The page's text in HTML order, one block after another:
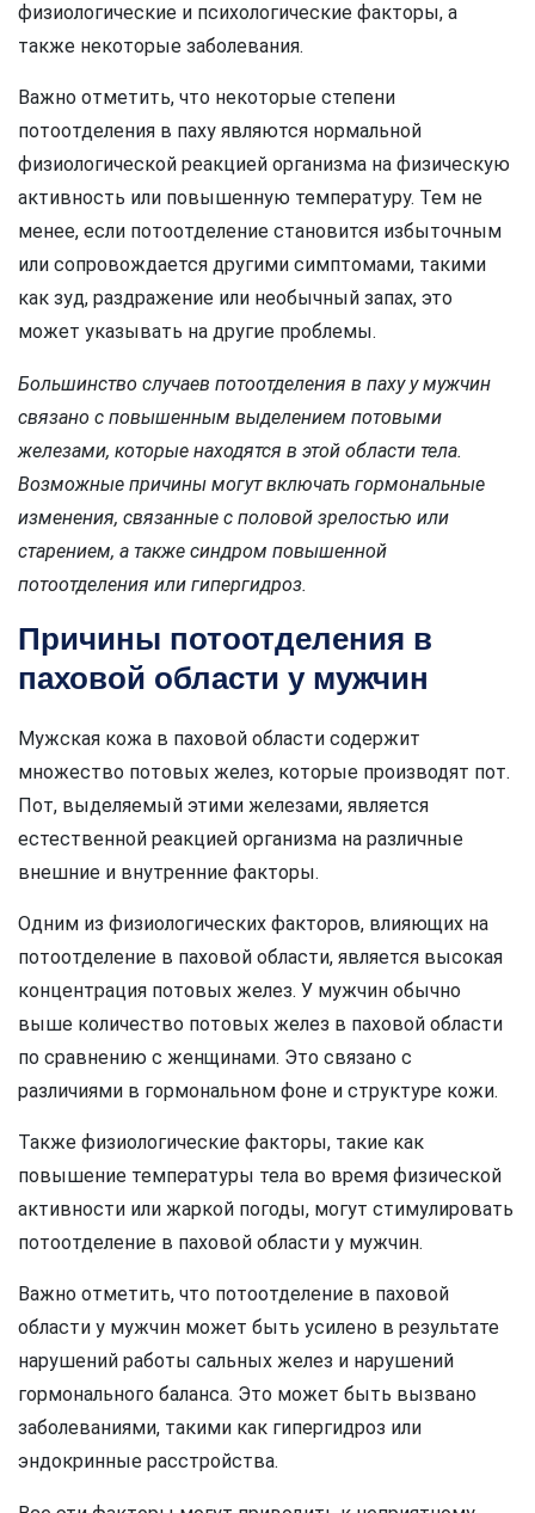
физиологические и психологические факторы, а
также некоторые заболевания.
Важно отметить, что некоторые степени
потоотделения в паху являются нормальной
физиологической реакцией организма на физическую
активность или повышенную температуру. Тем не
менее, если потоотделение становится избыточным
или сопровождается другими симптомами, такими
как зуд, раздражение или необычный запах, это
может указывать на другие проблемы.
Большинство случаев потоотделения в паху у мужчин
связано с повышенным выделением потовыми
железами, которые находятся в этой области тела.
Возможные причины могут включать гормональные
изменения, связанные с половой зрелостью или
старением, а также синдром повышенной
потоотделения или гипергидроз.
Причины потоотделения в
паховой области у мужчин
Мужская кожа в паховой области содержит
множество потовых желез, которые производят пот.
Пот, выделяемый этими железами, является
естественной реакцией организма на различные
внешние и внутренние факторы.
Одним из физиологических факторов, влияющих на
потоотделение в паховой области, является высокая
концентрация потовых желез. У мужчин обычно
выше количество потовых желез в паховой области
по сравнению с женщинами. Это связано с
различиями в гормональном фоне и структуре кожи.
Также физиологические факторы, такие как
повышение температуры тела во время физической
активности или жаркой погоды, могут стимулировать
потоотделение в паховой области у мужчин.
Важно отметить, что потоотделение в паховой
области у мужчин может быть усилено в результате
нарушений работы сальных желез и нарушений
гормонального баланса. Это может быть вызвано
заболеваниями, такими как гипергидроз или
эндокринные расстройства.